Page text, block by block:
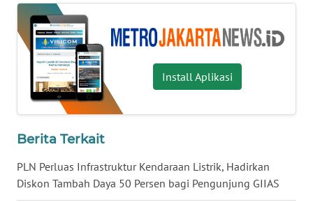
Install Aplikasi
Berita Terkait
PLN Perluas Infrastruktur Kendaraan Listrik, Hadirkan
Diskon Tambah Daya 50 Persen bagi Pengunjung GIIAS
KEPRI
WN
PAPUA
WN
WN
RIAU